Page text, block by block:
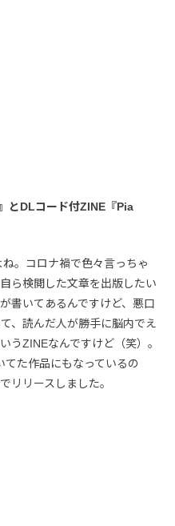
とDLコード付ZINE『Pia
。コロナ禍で色々言っちゃ
ら検閲した文章を出版したい
書いてあるんですけど、悪口
、読んだ人が勝手に脳内でえ
うZINEなんですけど（笑）。
てた作品にもなっているの
リリースしました。